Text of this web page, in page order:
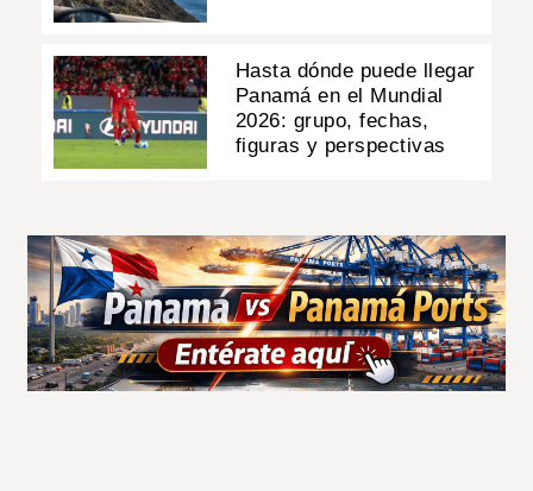
Hasta dónde puede llegar
Panamá en el Mundial
2026: grupo, fechas,
figuras y perspectivas